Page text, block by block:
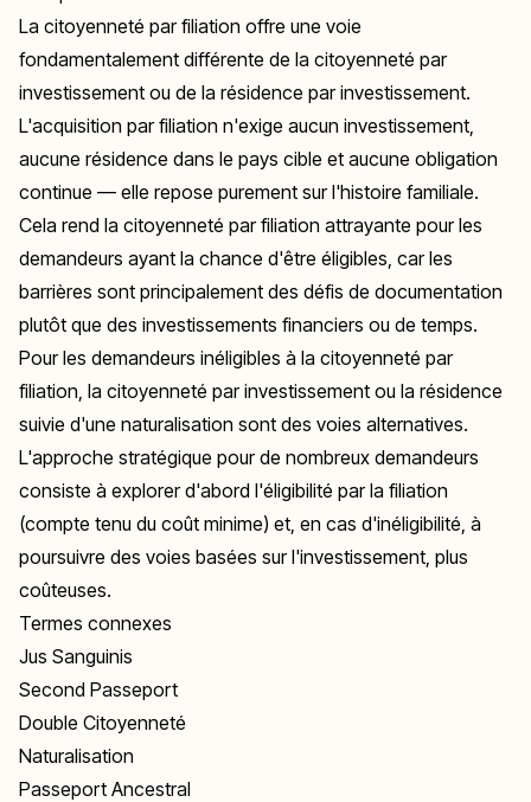
La citoyenneté par filiation offre une voie
fondamentalement différente de la citoyenneté par
investissement ou de la résidence par investissement.
L'acquisition par filiation n'exige aucun investissement,
aucune résidence dans le pays cible et aucune obligation
continue — elle repose purement sur l'histoire familiale.
Cela rend la citoyenneté par filiation attrayante pour les
demandeurs ayant la chance d'être éligibles, car les
barrières sont principalement des défis de documentation
plutôt que des investissements financiers ou de temps.
Pour les demandeurs inéligibles à la citoyenneté par
filiation, la citoyenneté par investissement ou la résidence
suivie d'une naturalisation sont des voies alternatives.
L'approche stratégique pour de nombreux demandeurs
consiste à explorer d'abord l'éligibilité par la filiation
(compte tenu du coût minime) et, en cas d'inéligibilité, à
poursuivre des voies basées sur l'investissement, plus
coûteuses.
Termes connexes
Jus Sanguinis
Second Passeport
Double Citoyenneté
Naturalisation
Passeport Ancestral